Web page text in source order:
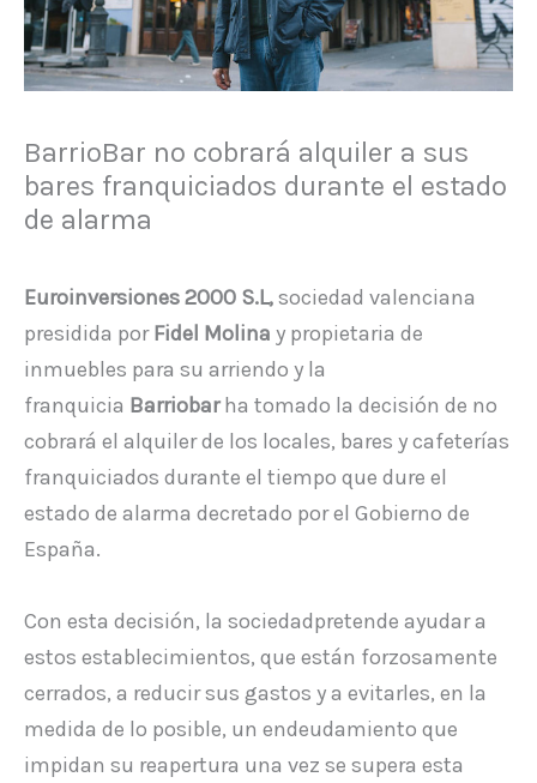
BarrioBar no cobrará alquiler a sus
bares franquiciados durante el estado
de alarma
Euroinversiones 2000 S.L,sociedad valenciana
presidida porFidel Molina y propietaria de
inmuebles para su arriendo y la
franquicia Barriobarha tomado la decisión de no
cobrará el alquiler de los locales, bares y cafeterías
franquiciados durante el tiempo que dure el
estado de alarma decretado por el Gobierno de
España.
Con esta decisión, la sociedadpretende ayudar a
estos establecimientos, que están forzosamente
cerrados, a reducir sus gastos y a evitarles, en la
medida de lo posible, un endeudamiento que
impidan su reapertura una vez se supera esta